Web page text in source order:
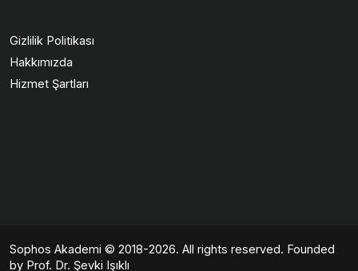
Gizlilik Politikası
Hakkımızda
Hizmet Şartları
Sophos Akademi © 2018-2026. All rights reserved. Founded
by Prof. Dr. Şevki Işıklı